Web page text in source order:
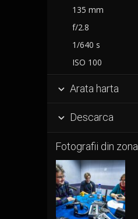
135 mm
f/2.8
1/640 s
ISO 100
 Arata harta
 Descarca
Fotografii din zona